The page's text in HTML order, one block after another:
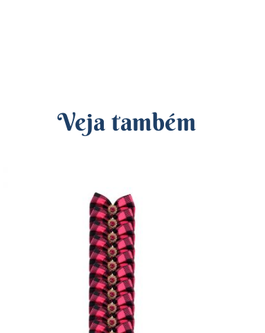
Veja também